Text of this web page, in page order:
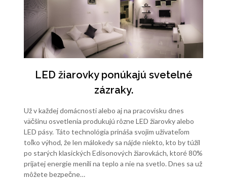
LED žiarovky ponúkajú svetelné
zázraky.
Už v každej domácnosti alebo aj na pracovisku dnes
väčšinu osvetlenia produkujú rôzne LED žiarovky alebo
LED pásy. Táto technológia prináša svojim užívateľom
toľko výhod, že len málokedy sa nájde niekto, kto by túžil
po starých klasických Edisonových žiarovkách, ktoré 80%
prijatej energie menili na teplo a nie na svetlo. Dnes sa už
môžete bezpečne…